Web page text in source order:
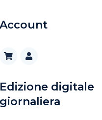
giornaliera